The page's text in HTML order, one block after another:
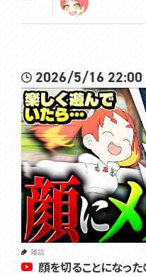
2026/5/16 22:00
雑談
顔を切ることになっ